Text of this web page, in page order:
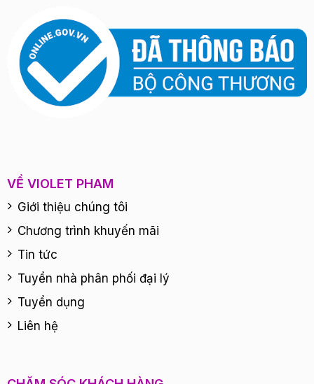
VỀ VIOLET PHAM
Giới thiệu chúng tôi
Chương trình khuyến mãi
Tin tức
Tuyển nhà phân phối đại lý
Tuyển dụng
Liên hệ